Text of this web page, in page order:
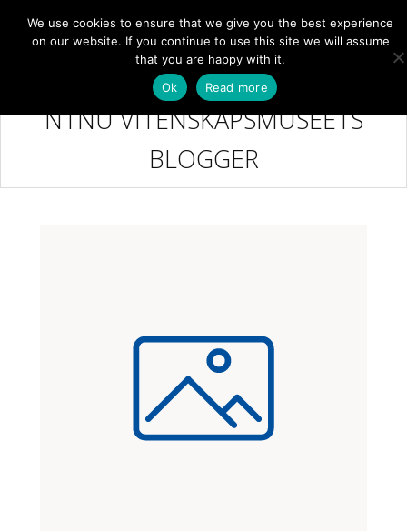
MENY NB
NTNU VITENSKAPSMUSEETS
BLOGGER
We use cookies to ensure that we give you the best experience
on our website. If you continue to use this site we will assume
that you are happy with it.
Ok
Read more